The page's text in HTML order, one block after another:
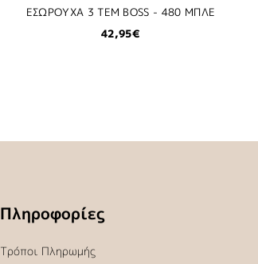
ΕΣΩΡΟΥΧΑ 3 ΤΕΜ BOSS - 480 ΜΠΛΕ
42,95€
Πληροφορίες
Τρόποι Πληρωμής